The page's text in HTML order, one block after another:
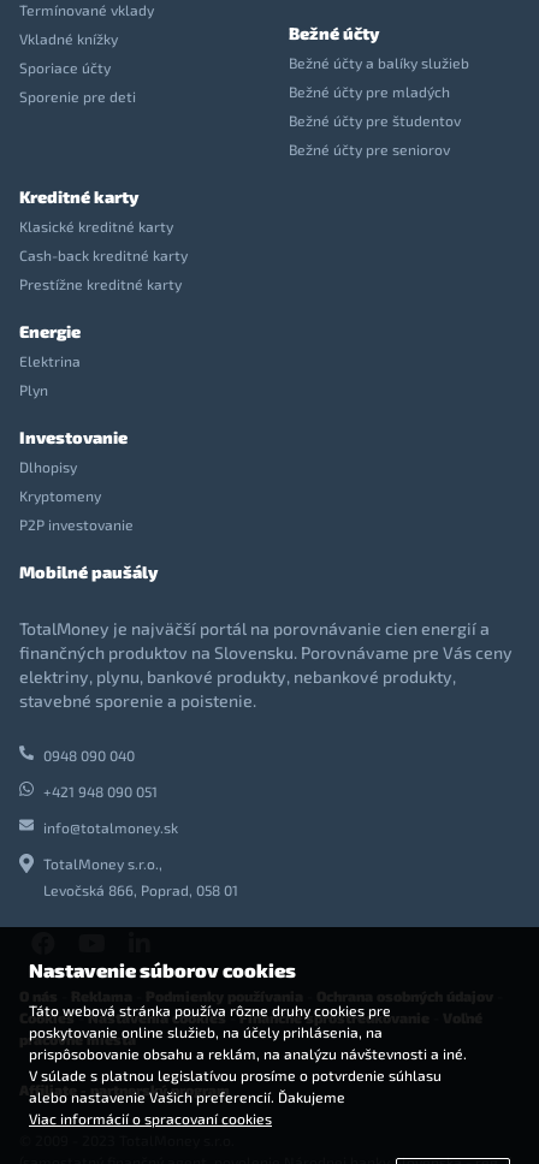
Termínované vklady
Vkladné knížky
Sporiace účty
Sporenie pre deti
Bežné účty
Bežné účty a balíky služieb
Bežné účty pre mladých
Bežné účty pre študentov
Bežné účty pre seniorov
Kreditné karty
Klasické kreditné karty
Cash-back kreditné karty
Prestížne kreditné karty
Energie
Elektrina
Plyn
Investovanie
Dlhopisy
Kryptomeny
P2P investovanie
Mobilné paušály
TotalMoney je najväčší portál na porovnávanie cien energií a
finančných produktov na Slovensku. Porovnávame pre Vás ceny
elektriny, plynu, bankové produkty, nebankové produkty,
stavebné sporenie a poistenie.
0948 090 040
+421 948 090 051
info@totalmoney.sk
TotalMoney s.r.o.,
Levočská 866, Poprad, 058 01
Cookies-Nastavenia cookies -Finančné sprostredkovanie
pracovné miesta
Affiliate - partnerský program
Nastavenie súborov cookies
Táto webová stránka používa rôzne druhy cookies pre
poskytovanie online služieb, na účely prihlásenia, na
prispôsobovanie obsahu a reklám, na analýzu návštevnosti a iné.
V súlade s platnou legislatívou prosíme o potvrdenie súhlasu
alebo nastavenie Vašich preferencií. Ďakujeme
Viac informácií o spracovaní cookies